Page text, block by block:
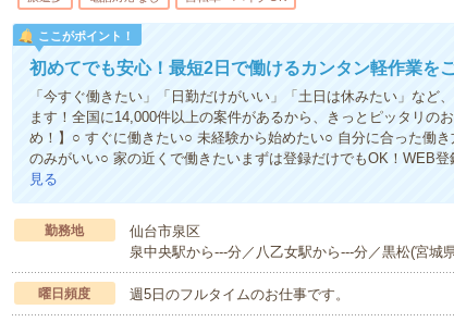
ここがポイント！
初めてでも安心！最短2日で働けるカンタン軽作業を
「今すぐ働きたい」「日勤だけがいい」「土日は休みたい」など
ます！全国に14,000件以上の案件があるから、きっとピッタリの
め！】○ すぐに働きたい○ 未経験から始めたい○ 自分に合った働
のみがいい○ 家の近くで働きたいまずは登録だけでもOK！WEB
見る
勤務地
仙台市泉区
泉中央駅から---分／八乙女駅から---分／黒松(宮城
曜日頻度 週5日のフルタイムのお仕事です。